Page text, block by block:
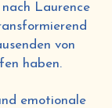
Laurence
von
haben.
emotionale